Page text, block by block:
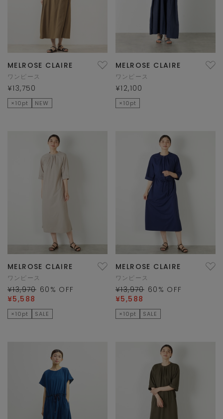
MELROSE CLAIRE
ワンピース
¥13,750
×10pt NEW
MELROSE CLAIRE
ワンピース
¥12,100
×10pt
MELROSE CLAIRE
ワンピース
¥13,970 60 % OFF
¥5,588
×10pt SALE
MELROSE CLAIRE
ワンピース
¥13,970 60 % OFF
¥5,588
×10pt SALE